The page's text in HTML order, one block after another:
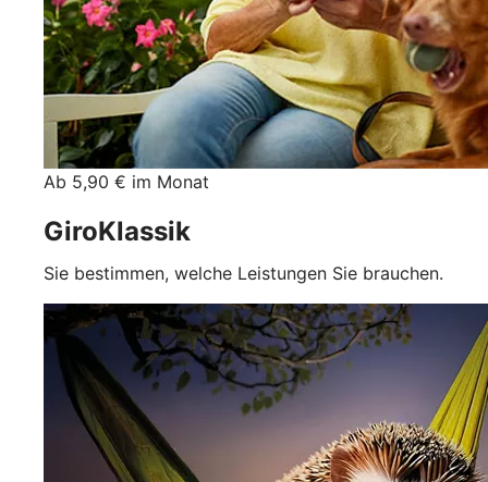
Ab 5,90 € im Monat
GiroKlassik
Sie bestimmen, welche Leistungen Sie brauchen.